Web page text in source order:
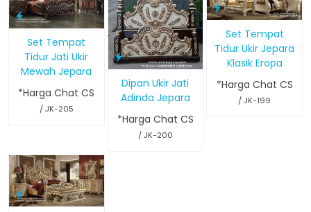
Set Tempat
Tidur Jati Ukir
Mewah Jepara
*Harga Chat CS
/ JK-205
Dipan Ukir Jati
Adinda Jepara
*Harga Chat CS
/ JK-200
Set Tempat
Tidur Ukir Jepara
Klasik Eropa
*Harga Chat CS
/ JK-199